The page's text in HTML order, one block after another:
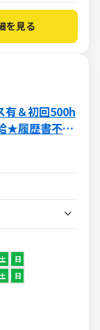
を見る
＆初回500h
★履歴書不要
土 日
土 日